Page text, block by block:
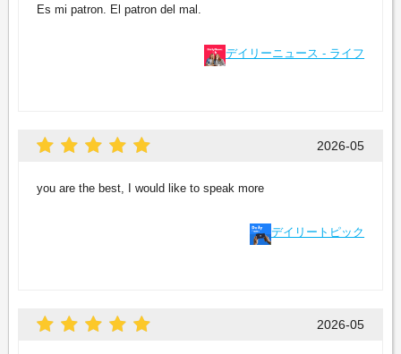
Es mi patron. El patron del mal.
デイリーニュース - ライフ
2026-05
you are the best, I would like to speak more
デイリートピック
2026-05